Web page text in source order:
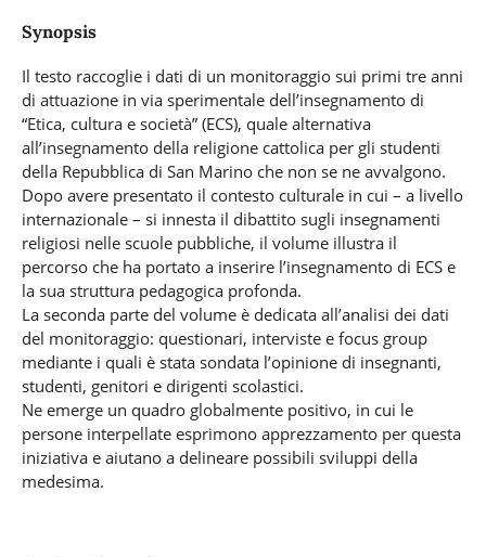
Synopsis
Il testo raccoglie i dati di un monitoraggio sui primi tre anni
di attuazione in via sperimentale dell’insegnamento di
“Etica, cultura e società” (ECS), quale alternativa
all’insegnamento della religione cattolica per gli studenti
della Repubblica di San Marino che non se ne avvalgono.
Dopo avere presentato il contesto culturale in cui – a livello
internazionale – si innesta il dibattito sugli insegnamenti
religiosi nelle scuole pubbliche, il volume illustra il
percorso che ha portato a inserire l’insegnamento di ECS e
la sua struttura pedagogica profonda.
La seconda parte del volume è dedicata all’analisi dei dati
del monitoraggio: questionari, interviste e focus group
mediante i quali è stata sondata l’opinione di insegnanti,
studenti, genitori e dirigenti scolastici.
Ne emerge un quadro globalmente positivo, in cui le
persone interpellate esprimono apprezzamento per questa
iniziativa e aiutano a delineare possibili sviluppi della
medesima.